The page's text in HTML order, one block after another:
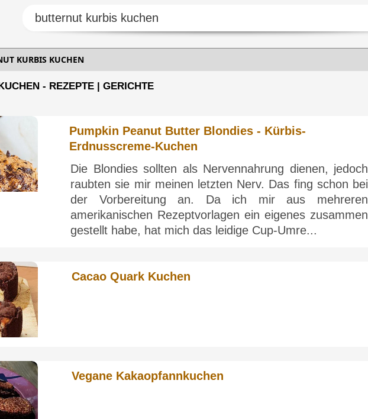
KURBIS KUCHEN
- REZEPTE | GERICHTE
Pumpkin Peanut Butter Blondies - Kürbis-
Erdnusscreme-Kuchen
Die Blondies sollten als Nervennahrung dienen, jedoch
raubten sie mir meinen letzten Nerv. Das fing schon bei
der Vorbereitung an. Da ich mir aus mehreren
amerikanischen Rezeptvorlagen ein eigenes zusammen
gestellt habe, hat mich das leidige Cup-Umre...
Cacao Quark Kuchen
Vegane Kakaopfannkuchen